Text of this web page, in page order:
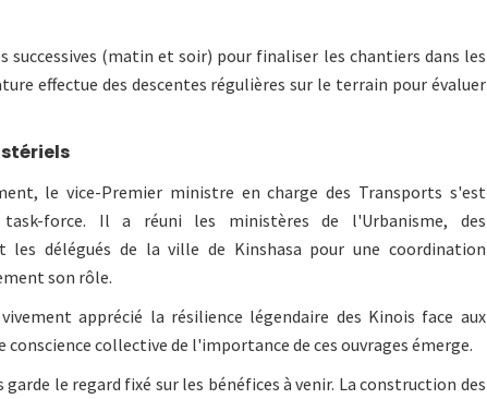
successives (matin et soir) pour finaliser les chantiers dans les
effectue des descentes régulières sur le terrain pour évaluer
le vice-Premier ministre en charge des Transports s'est
force. Il a réuni les ministères de l'Urbanisme, des
les délégués de la ville de Kinshasa pour une coordination
son rôle.
apprécié la résilience légendaire des Kinois face aux
collective de l'importance de ces ouvrages émerge.
le regard fixé sur les bénéfices à venir. La construction des